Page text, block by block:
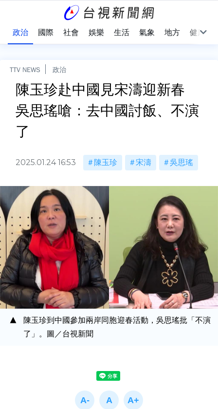
政治 國際 社會 娛樂 生活 氣象 地方 健康
TTV NEWS 政治
陳玉珍赴中國見宋濤迎新春
吳思瑤嗆：去中國討飯、不演
了
2025.01.24 16:53 陳玉珍 宋濤 吳思瑤
陳玉珍到中國參加兩岸同胞迎春活動，吳思瑤批「不演
了」。圖／台視新聞